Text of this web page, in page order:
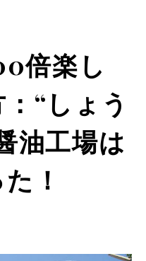
倍楽し
“しょう
油工場は
！